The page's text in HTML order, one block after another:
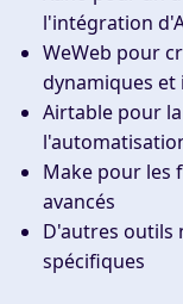
l'intégration
WeWeb pour
dynamiques et
Airtable pour
Make pour les
avancés
D'autres outils
spécifiques